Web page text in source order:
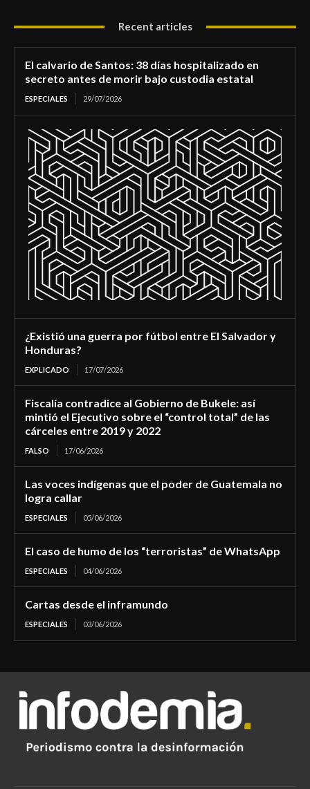
Recent articles
El calvario de Santos: 38 días hospitalizado en
secreto antes de morir bajo custodia estatal
ESPECIALES 29/07/2026
¿Existió una guerra por fútbol entre El Salvador y
Honduras?
EXPLICADO 17/07/2026
Fiscalía contradice al Gobierno de Bukele: así
mintió el Ejecutivo sobre el “control total” de las
cárceles entre 2019 y 2022
FALSO 17/06/2026
Las voces indígenas que el poder de Guatemala no
logra callar
ESPECIALES 05/06/2026
El caso de humo de los “terroristas” de WhatsApp
ESPECIALES 04/06/2026
Cartas desde el inframundo
ESPECIALES 03/06/2026